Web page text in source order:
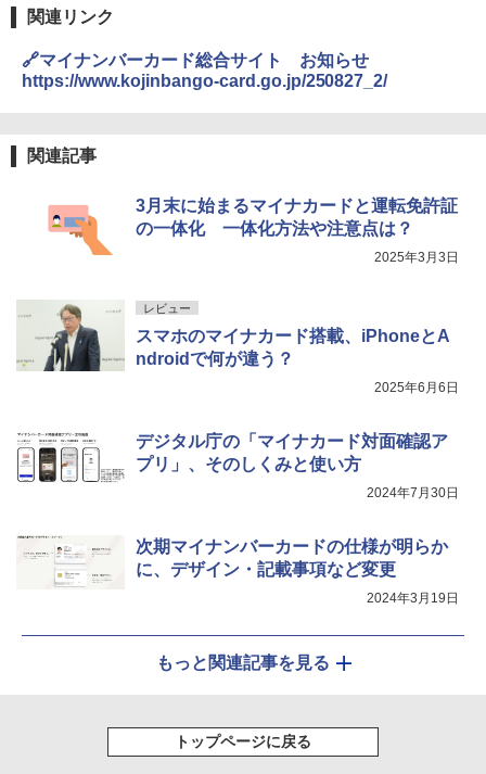
関連リンク
🔗マイナンバーカード総合サイト お知らせ
https://www.kojinbango-card.go.jp/250827_2/
関連記事
3月末に始まるマイナカードと運転免許証
の一体化 一体化方法や注意点は？
2025年3月3日
レビュー
スマホのマイナカード搭載、iPhoneとA
ndroidで何が違う？
2025年6月6日
デジタル庁の「マイナカード対面確認ア
プリ」、そのしくみと使い方
2024年7月30日
次期マイナンバーカードの仕様が明らか
に、デザイン・記載事項など変更
2024年3月19日
もっと関連記事を見る
トップページに戻る